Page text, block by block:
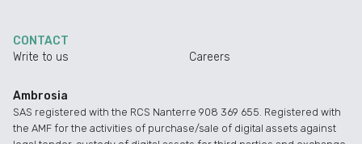
CONTACT
Write to us
Careers
Ambrosia
SAS registered with the RCS Nanterre 908 369 655. Registered with
the AMF for the activities of purchase/sale of digital assets against